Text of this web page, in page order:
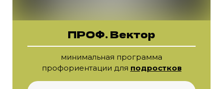
ПРОФ. Вектор
минимальная программа
профориентации для подростков